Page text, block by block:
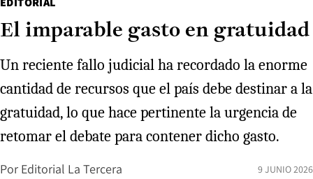
El imparable gasto en gratuidad
Un reciente fallo judicial ha recordado la enorme
cantidad de recursos que el país debe destinar a la
gratuidad, lo que hace pertinente la urgencia de
retomar el debate para contener dicho gasto.
Por Editorial La Tercera 9 JUNIO 2026